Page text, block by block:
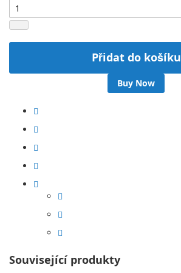
Přidat do košíku
Buy Now
Související produkty